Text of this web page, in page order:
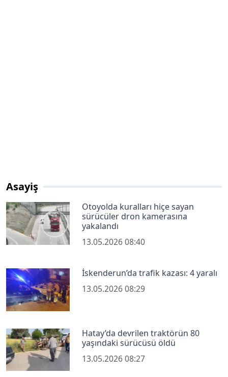
Asayiş
Otoyolda kuralları hiçe sayan
sürücüler dron kamerasına
yakalandı
13.05.2026 08:40
İskenderun’da trafik kazası: 4 yaralı
13.05.2026 08:29
Hatay’da devrilen traktörün 80
yaşındaki sürücüsü öldü
13.05.2026 08:27